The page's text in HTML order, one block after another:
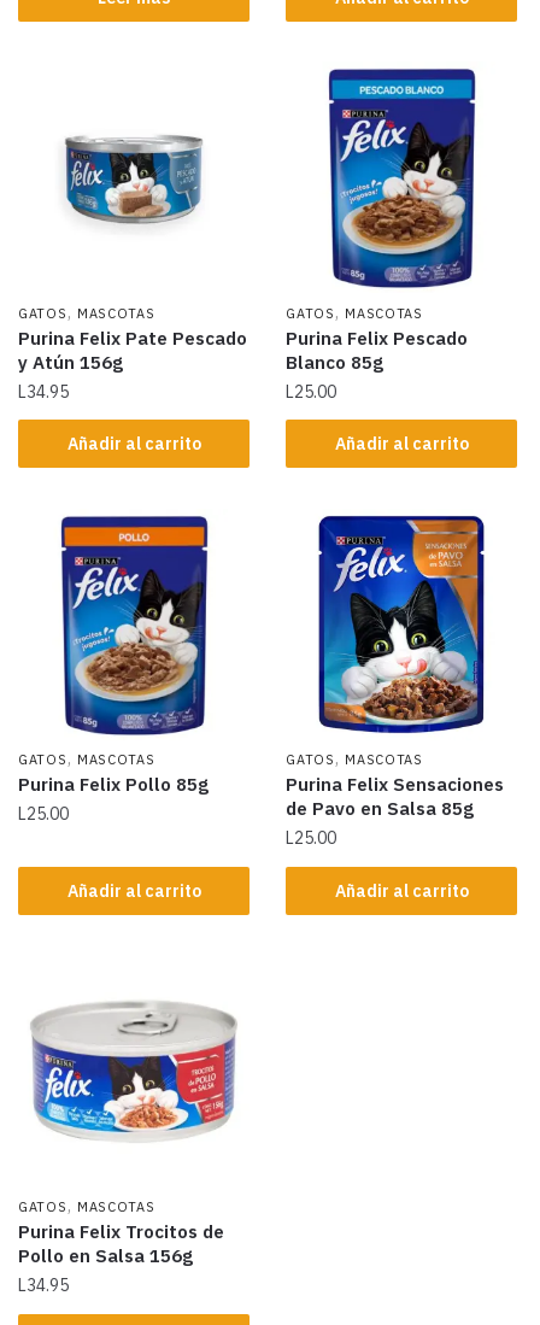
GATOS , MASCOTAS
Purina Felix Pate Pescado
y Atún 156g
L34.95
Añadir al carrito
GATOS , MASCOTAS
Purina Felix Pescado
Blanco 85g
L25.00
Añadir al carrito
GATOS , MASCOTAS
Purina Felix Pollo 85g
L25.00
Añadir al carrito
GATOS , MASCOTAS
Purina Felix Sensaciones
de Pavo en Salsa 85g
L25.00
Añadir al carrito
GATOS , MASCOTAS
Purina Felix Trocitos de
Pollo en Salsa 156g
L34.95